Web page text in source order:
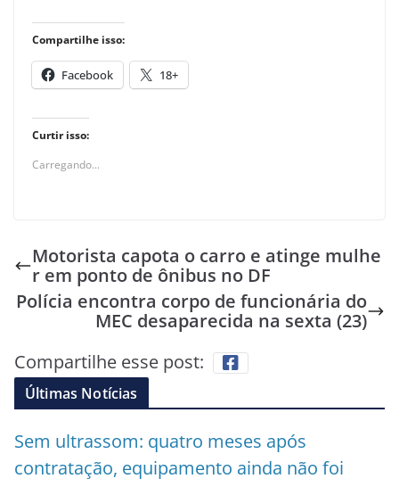
Compartilhe isso:
Facebook 18+
Curtir isso:
Carregando...
Motorista capota o carro e atinge mulhe
r em ponto de ônibus no DF
Polícia encontra corpo de funcionária do
MEC desaparecida na sexta (23)
Compartilhe esse post:
Últimas Notícias
Sem ultrassom: quatro meses após
contratação, equipamento ainda não foi